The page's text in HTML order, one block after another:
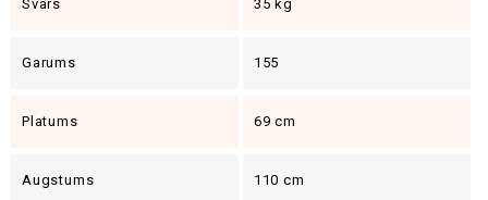
Svars 35 kg
Garums 155
Platums 69 cm
Augstums 110 cm